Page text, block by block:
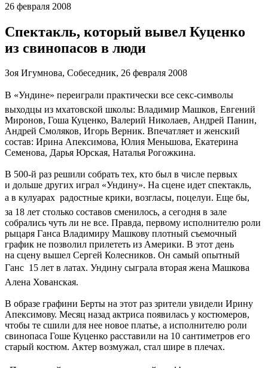
26 февраля 2008
Спектакль, который вывел Куценко
из свинопасов в люди
Зоя Игумнова, Собеседник, 26 февраля 2008
В «Ундине» переиграли практически все секс-символы 
выходцы из мхатовской школы: Владимир Машков, Евгений
Миронов, Гоша Куценко, Валерий Николаев, Андрей Панин,
Андрей Смоляков, Игорь Верник. Впечатляет и женский
состав: Ирина Апексимова, Юлия Меньшова, Екатерина
Семенова, Дарья Юрская, Наталья Рогожкина.
В 500-й раз решили собрать тех, кто был в числе первых
и дольше других играл «Ундину». На сцене идет спектакль,
а в кулуарах  радостные крики, возгласы, поцелуи. Еще бы,
за 18 лет столько составов сменилось, а сегодня в зале
собрались чуть ли не все. Правда, первому исполнителю роли
рыцаря Ганса Владимиру Машкову плотный съемочный
график не позволил прилететь из Америки. В этот день
на сцену вышел Сергей Колесников. Он самый опытный
Ганс  15 лет в латах. Ундину сыграла вторая жена Машкова
Алена Хованская.
В образе графини Берты на этот раз зрители увидели Ирину
Апексимову. Месяц назад актриса появилась у костюмеров,
чтобы те сшили для нее новое платье, а исполнителю роли
свинопаса Гоше Куценко расставили на 10 сантиметров его
старый костюм. Актер возмужал, стал шире в плечах.